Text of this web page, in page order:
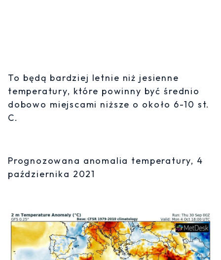
To będą bardziej letnie niż jesienne
temperatury, które powinny być średnio
dobowo miejscami niższe o około 6-10 st.
C.
Prognozowana anomalia temperatury, 4
października 2021